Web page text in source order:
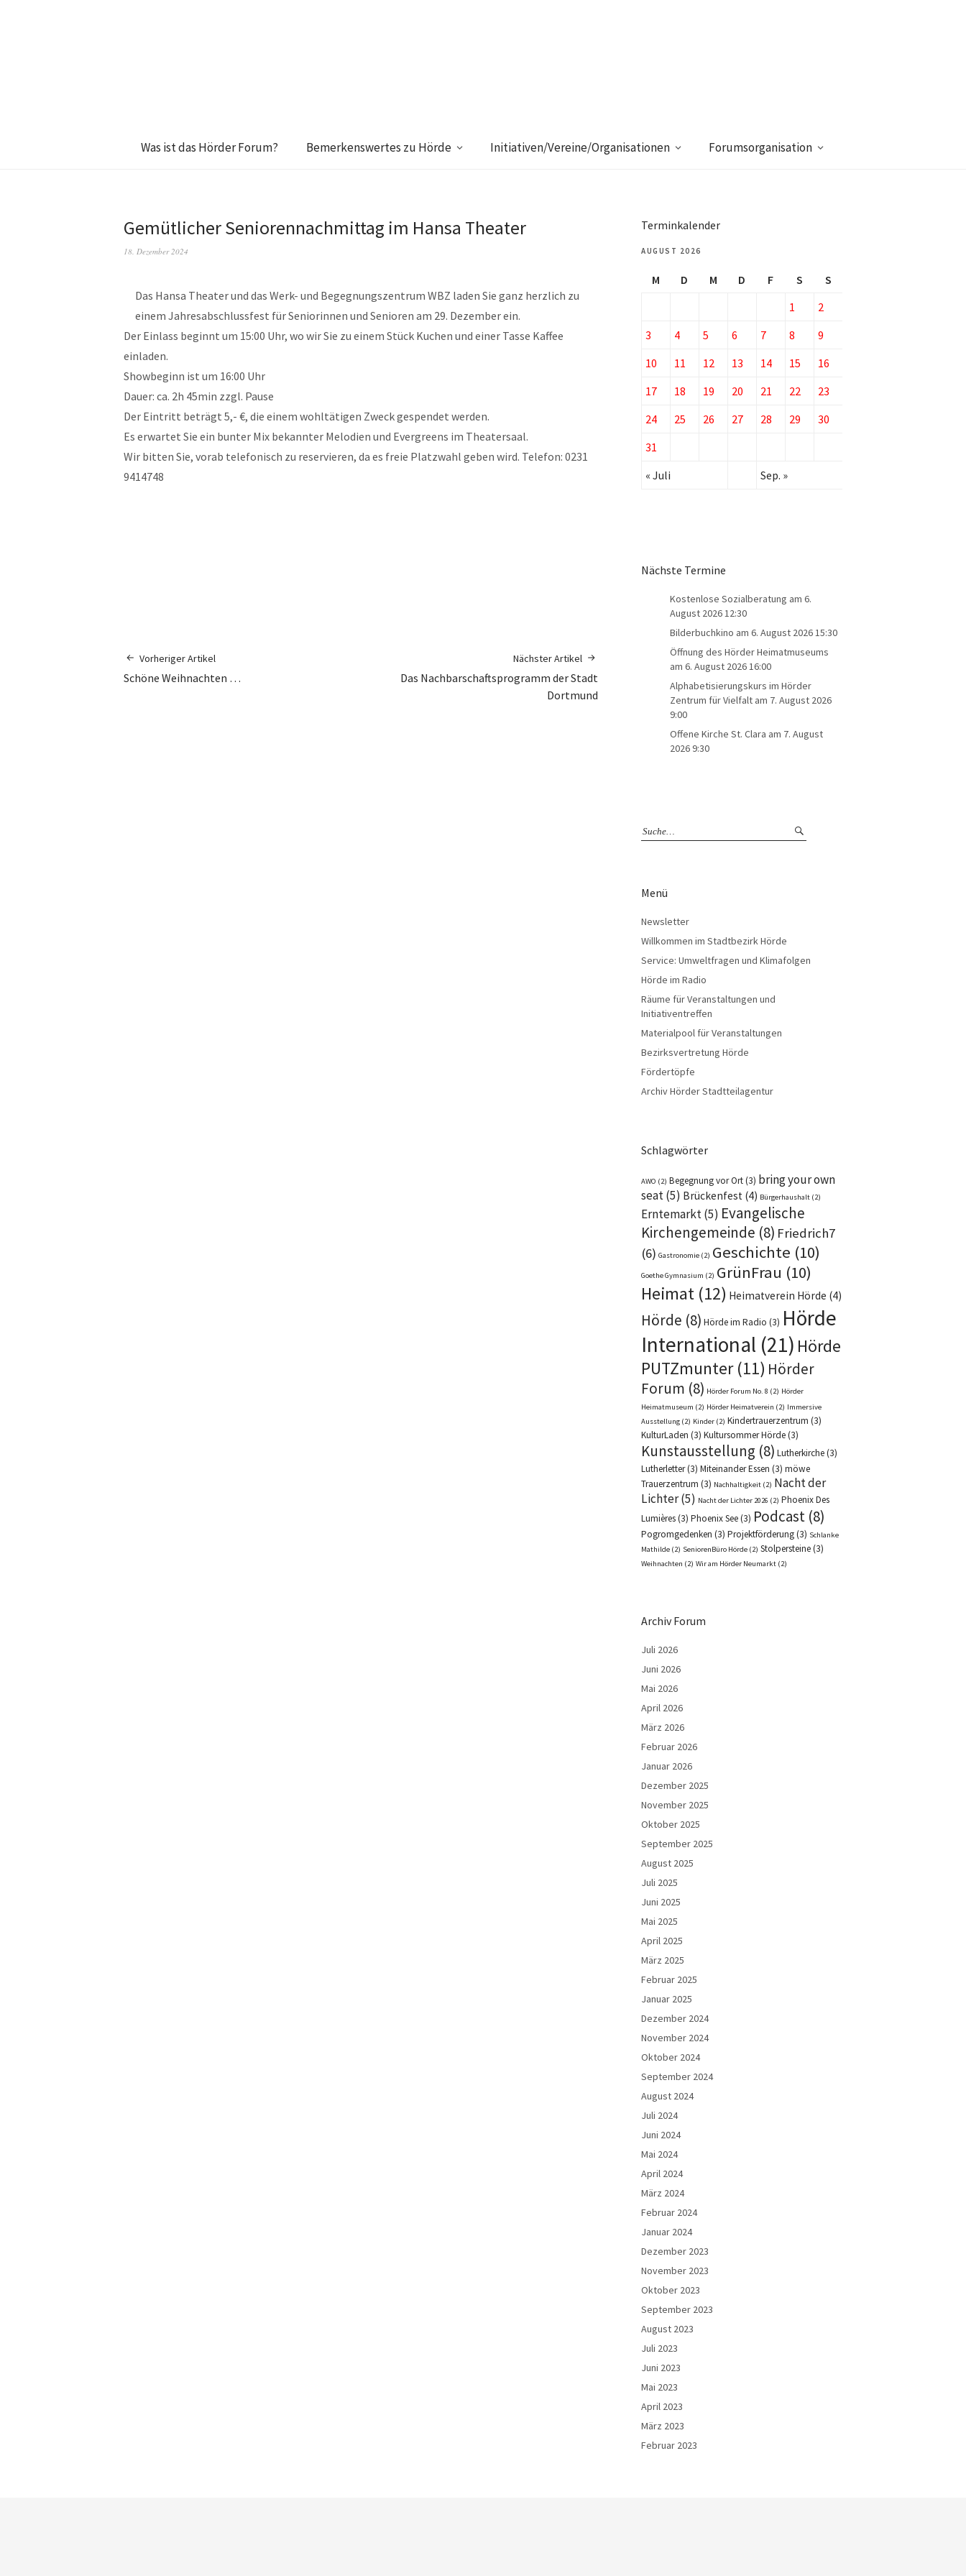
Was ist das Hörder Forum? Bemerkenswertes zu Hörde Initiativen/Vereine/Organisationen Forumsorganisation
Gemütlicher Seniorennachmittag im Hansa Theater
18. Dezember 2024
Das Hansa Theater und das Werk- und Begegnungszentrum WBZ laden Sie ganz herzlich zu
einem Jahresabschlussfest für Seniorinnen und Senioren am 29. Dezember ein.
Der Einlass beginnt um 15:00 Uhr, wo wir Sie zu einem Stück Kuchen und einer Tasse Kaffee
einladen.
Showbeginn ist um 16:00 Uhr
Dauer: ca. 2h 45min zzgl. Pause
Der Eintritt beträgt 5,- €, die einem wohltätigen Zweck gespendet werden.
Es erwartet Sie ein bunter Mix bekannter Melodien und Evergreens im Theatersaal.
Wir bitten Sie, vorab telefonisch zu reservieren, da es freie Platzwahl geben wird. Telefon: 0231
9414748
Vorheriger Artikel
Schöne Weihnachten …
Nächster Artikel
Das Nachbarschaftsprogramm der Stadt
Dortmund
Terminkalender
AUGUST 2026
M D M D F S
S
1
2
3
4 5 6 7 8
9
10
11 12 13 14 15
16
17
18 19 20 21 22
23
24
25 26 27 28 29
30
31
« Juli
Sep. »
Nächste Termine
Kostenlose Sozialberatung am 6.
August 2026 12:30
Bilderbuchkino am 6. August 2026 15:30
Öffnung des Hörder Heimatmuseums
am 6. August 2026 16:00
Alphabetisierungskurs im Hörder
Zentrum für Vielfalt am 7. August 2026
9:00
Offene Kirche St. Clara am 7. August
2026 9:30
Menü
Newsletter
Willkommen im Stadtbezirk Hörde
Service: Umweltfragen und Klimafolgen
Hörde im Radio
Räume für Veranstaltungen und
Initiativentreffen
Materialpool für Veranstaltungen
Bezirksvertretung Hörde
Fördertöpfe
Archiv Hörder Stadtteilagentur
Schlagwörter
AWO (2) Begegnung vor Ort(3) bring your own
seat(5) Brückenfest (4) Bürgerhaushalt (2)
Erntemarkt(5) Evangelische
Kirchengemeinde (8) Friedrich7
(6) Gastronomie (2) Geschichte (10)
Goethe Gymnasium (2) GrünFrau (10)
Heimat (12) Heimatverein Hörde (4)
Hörde (8) Hörde im Radio (3) Hörde
International (21) Hörde
PUTZmunter(11) Hörder
Forum (8) Hörder Forum No. 8 (2) Hörder
Heimatmuseum (2) Hörder Heimatverein (2) Immersive
Ausstellung (2) Kinder (2) Kindertrauerzentrum (3)
KulturLaden (3) Kultursommer Hörde(3)
Kunstausstellung (8) Lutherkirche(3)
Lutherletter(3) Miteinander Essen (3) möwe
Trauerzentrum (3) Nachhaltigkeit (2) Nacht der
Lichter(5) Nacht der Lichter 2026 (2) Phoenix Des
Lumières(3) Phoenix See(3) Podcast (8)
Pogromgedenken (3) Projektförderung(3) Schlanke
Mathilde (2) SeniorenBüro Hörde (2) Stolpersteine(3)
Weihnachten (2) Wir am Hörder Neumarkt (2)
Archiv Forum
Juli 2026
Juni 2026
Mai 2026
April 2026
März 2026
Februar 2026
Januar 2026
Dezember 2025
November 2025
Oktober 2025
September 2025
August 2025
Juli 2025
Juni 2025
Mai 2025
April 2025
März 2025
Februar 2025
Januar 2025
Dezember 2024
November 2024
Oktober 2024
September 2024
August 2024
Juli 2024
Juni 2024
Mai 2024
April 2024
März 2024
Februar 2024
Januar 2024
Dezember 2023
November 2023
Oktober 2023
September 2023
August 2023
Juli 2023
Juni 2023
Mai 2023
April 2023
März 2023
Februar 2023